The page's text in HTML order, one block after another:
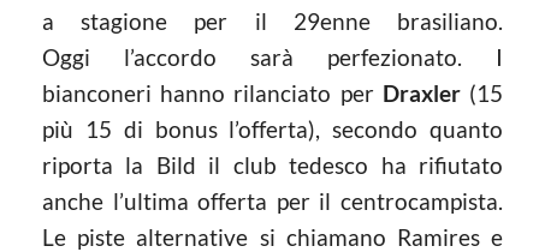
a stagione per il 29enne brasiliano.
Oggi l’accordo sarà perfezionato. I
bianconeri hanno rilanciato per Draxler(15
più 15 di bonus l’offerta), secondo quanto
riporta la Bild il club tedesco ha rifiutato
anche l’ultima offerta per il centrocampista.
Le piste alternative si chiamano Ramires e